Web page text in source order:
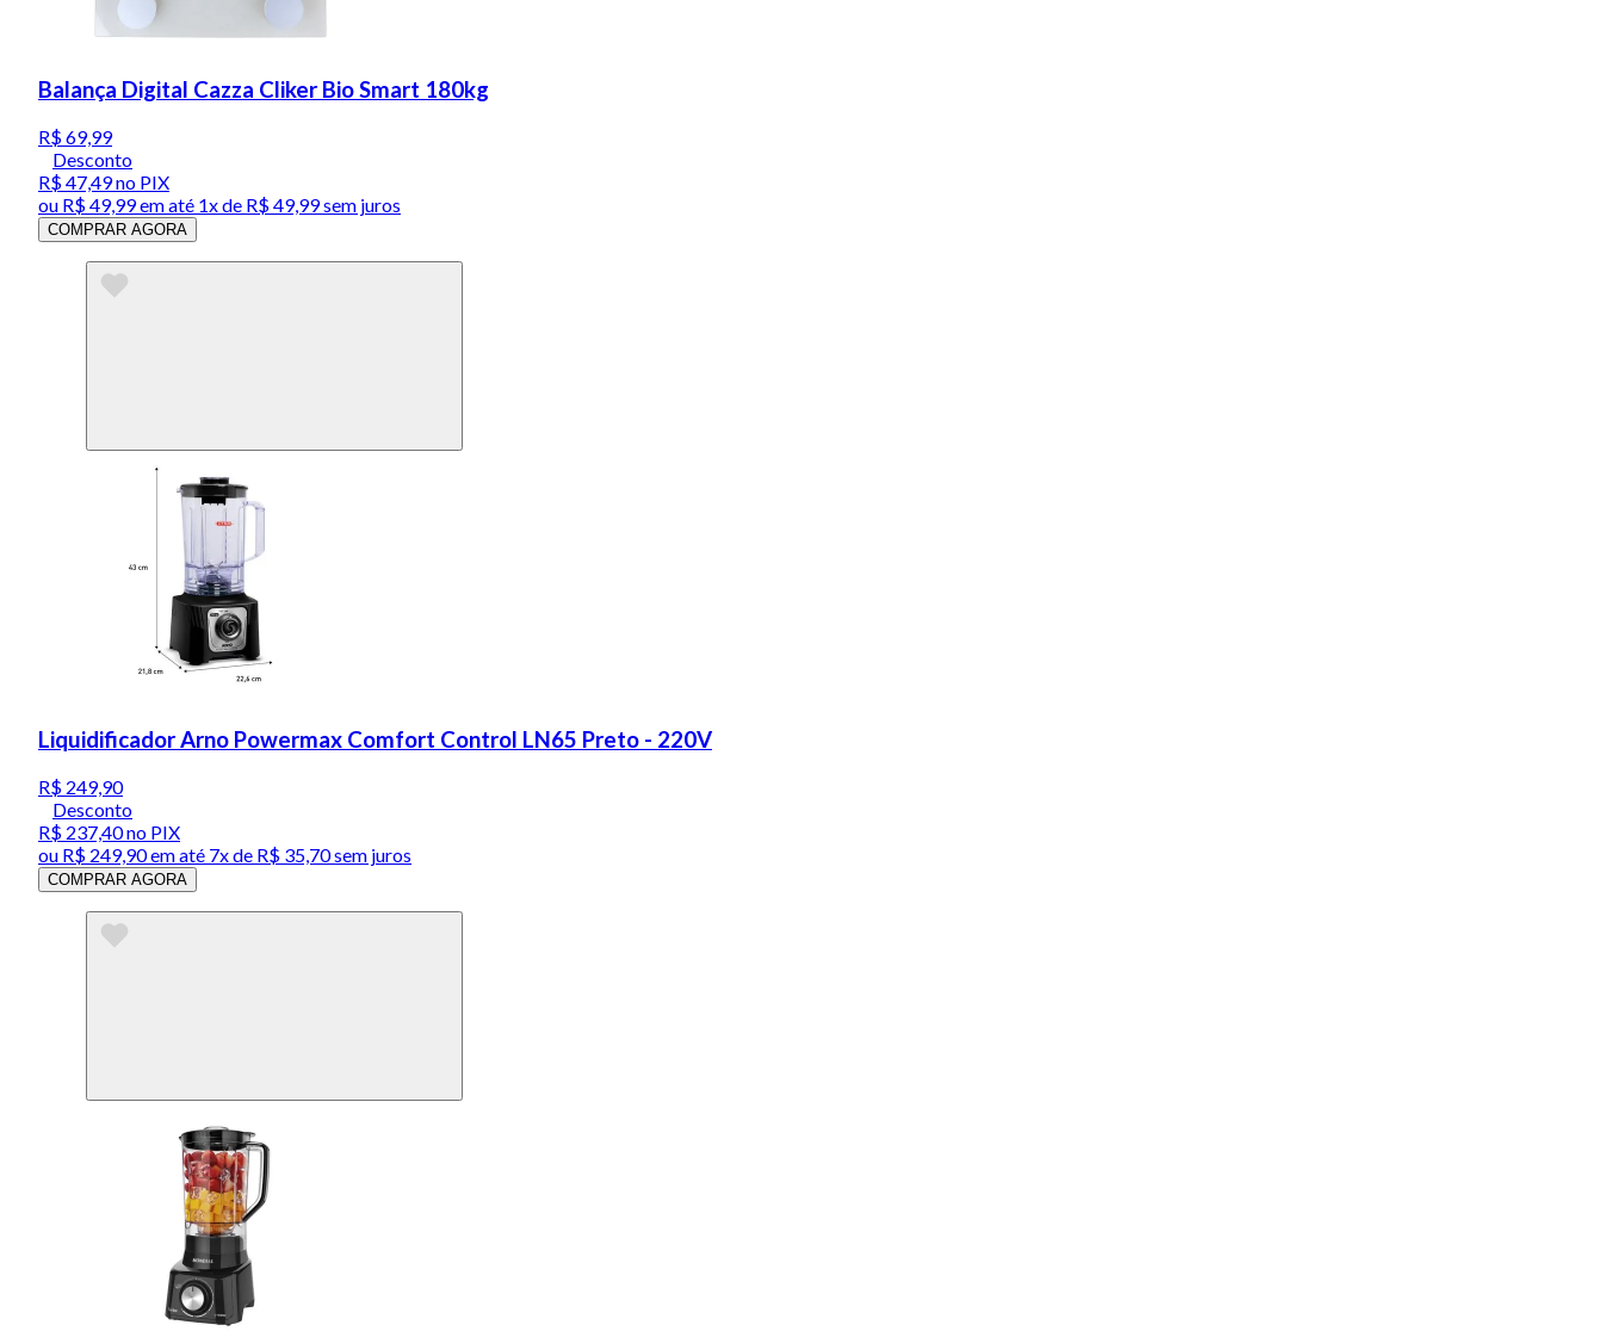
Balança Digital Cazza Cliker Bio Smart 180kg
R$ 69,99
Desconto
R$ 47,49no PIX
ou R$ 49,99em até 1x de R$ 49,99sem juros
COMPRAR AGORA
Liquidificador Arno Powermax Comfort Control LN65 Preto - 220V
R$ 249,90
Desconto
R$ 237,40no PIX
ou R$ 249,90em até 7x de R$ 35,70 sem juros
COMPRAR AGORA